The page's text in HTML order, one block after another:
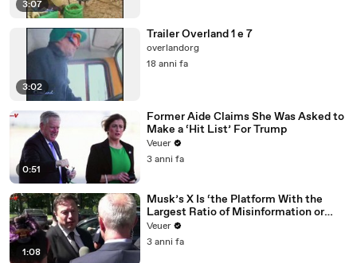
3:07
3:02
Trailer Overland 1 e 7
overlandorg
18 anni fa
0:51
Former Aide Claims She Was Asked to
Make a ‘Hit List’ For Trump
Veuer
3 anni fa
1:08
Musk’s X Is ‘the Platform With the
Largest Ratio of Misinformation or
Disinformation’ Amongst All Social
Media Platforms
Veuer
3 anni fa